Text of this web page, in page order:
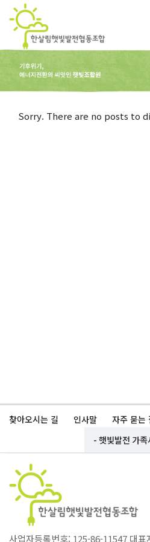
Sorry. There are no posts to
찾아오시는 길 인사말 자주 묻는
사업자등록번호: 125-86-11547 대표